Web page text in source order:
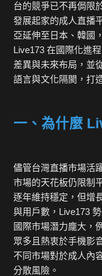
台的競爭已不再侷限
發展起家的成人直播
亞延伸至日本、韓國
Live173 在國際化進
差異與未來布局，並
語言與文化隔閡，打
一、為什麼
儘管台灣直播市場活
市場的天花板仍限制
逐年維持穩定，但增
與用戶數，Live173
國際市場潛力龐大，
眾多且熱衷於手機影
不同市場對於成人內
分散風險。